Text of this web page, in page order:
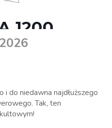
1200
i do niedawna najdłuższego
Tak, ten